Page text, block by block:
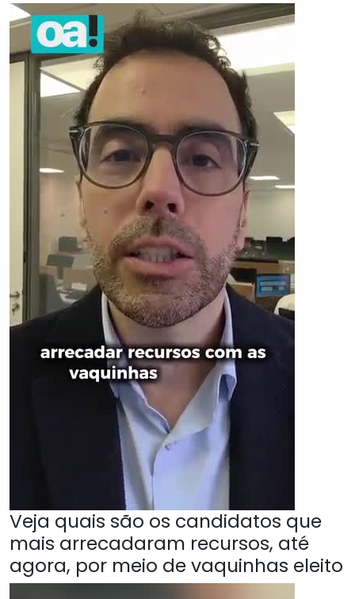
Veja quais são os candidatos que
mais arrecadaram recursos, até
agora, por meio de vaquinhas eleito